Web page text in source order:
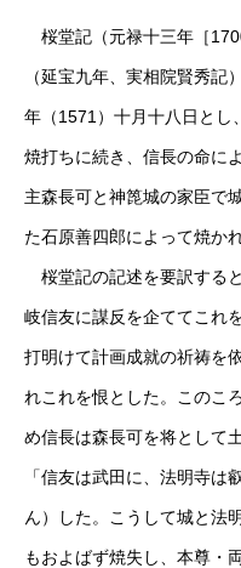
桜堂記（元禄十三年［
（延宝九年、実相院賢秀記
年（1571）十月十八日とし
焼打ちに続き、信長の命に
主森長可と神箆城の家臣で
た石原善四郎によって焼か
桜堂記の記述を要訳する
岐信友に謀反を企ててこれ
打明けて計画成就の祈祷を
れこれを恨とした。このこ
め信長は森長可を将として
「信友は武田に、法明寺は
ん）した。こうして城と法
もおよばず焼失し、本尊・